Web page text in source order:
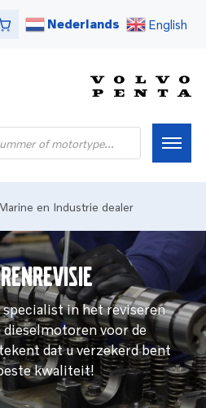
Nederlands English
en Industrie dealer
in het reviseren
dieselmotoren voor de
dat u verzekerd bent
kwaliteit!